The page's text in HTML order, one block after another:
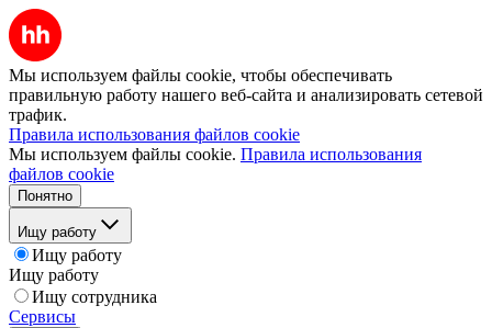
Мы используем файлы cookie, чтобы обеспечивать
правильную работу нашего веб-сайта и анализировать сетевой
трафик.
Правила использования файлов cookie
Мы используем файлы cookie. Правила использования
файлов cookie
Понятно
Ищу работу
Ищу работу
Ищу работу
Ищу сотрудника
Сервисы